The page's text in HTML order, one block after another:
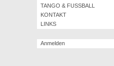
TANGO & FUSSBALL
KONTAKT
LINKS
Anmelden